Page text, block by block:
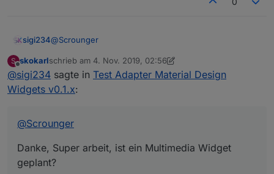
sigi234@Scrounger
Danke, Super arbeit, ist ein Multimedia Widget geplant?
S
Offline
skokarlschrieb am 4. Nov. 2019, 02:56
zuletzt editiert von skokarl11. Apr. 2019, 03:57
@sigi234 sagte in Test Adapter Material Design
Widgets v0.1.x:
@Scrounger
Danke, Super arbeit, ist ein Multimedia Widget
geplant?